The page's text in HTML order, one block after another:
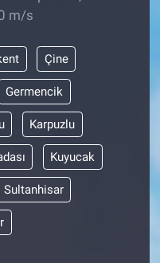
m/s
Çine
Germencik
Karpuzlu
Kuyucak
Sultanhisar